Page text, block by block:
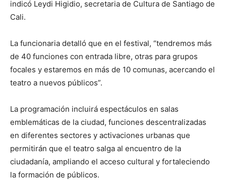
indicó Leydi Higidio, secretaria de Cultura de Santiago de
Cali.
La funcionaria detalló que en el festival, “tendremos más
de 40 funciones con entrada libre, otras para grupos
focales y estaremos en más de 10 comunas, acercando el
teatro a nuevos públicos”.
La programación incluirá espectáculos en salas
emblemáticas de la ciudad, funciones descentralizadas
en diferentes sectores y activaciones urbanas que
permitirán que el teatro salga al encuentro de la
ciudadanía, ampliando el acceso cultural y fortaleciendo
la formación de públicos.